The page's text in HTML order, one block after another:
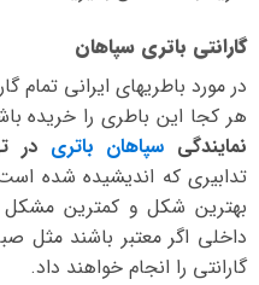
گارانتی باتری سپاهان
در مورد باطریهای ایرانی تمام
هر کجا این باطری را خریده
نمایندگی سپاهان باتری در
تدابیری که اندیشیده شده
بهترین شکل و کمترین
داخلی اگر معتبر باشند مثل
گارانتی را انجام خواهند داد.